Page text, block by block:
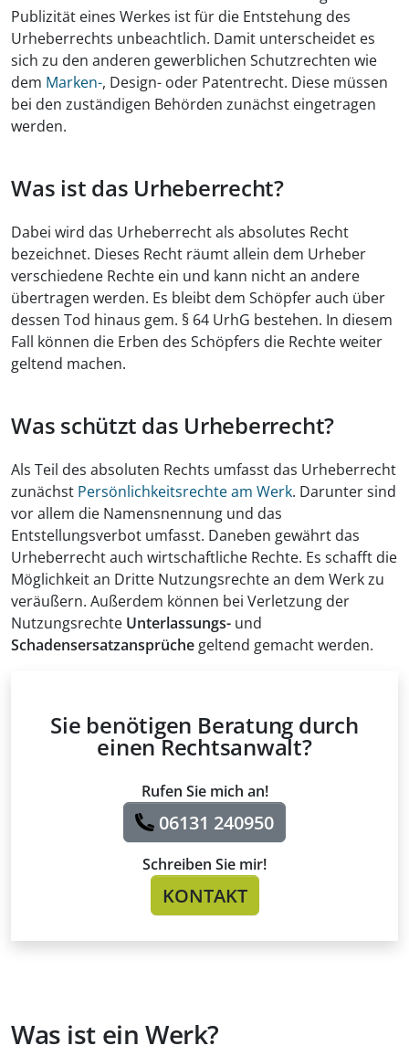
Publizität eines Werkes ist für die Entstehung des
Urheberrechts unbeachtlich. Damit unterscheidet es
sich zu den anderen gewerblichen Schutzrechten wie
dem Marken-, Design- oder Patentrecht. Diese müssen
bei den zuständigen Behörden zunächst eingetragen
werden.
Was ist das Urheberrecht?
Dabei wird das Urheberrecht als absolutes Recht
bezeichnet. Dieses Recht räumt allein dem Urheber
verschiedene Rechte ein und kann nicht an andere
übertragen werden. Es bleibt dem Schöpfer auch über
dessen Tod hinaus gem. § 64 UrhG bestehen. In diesem
Fall können die Erben des Schöpfers die Rechte weiter
geltend machen.
Was schützt das Urheberrecht?
Als Teil des absoluten Rechts umfasst das Urheberrecht
zunächst Persönlichkeitsrechte am Werk. Darunter sind
vor allem die Namensnennung und das
Entstellungsverbot umfasst. Daneben gewährt das
Urheberrecht auch wirtschaftliche Rechte. Es schafft die
Möglichkeit an Dritte Nutzungsrechte an dem Werk zu
veräußern. Außerdem können bei Verletzung der
Nutzungsrechte Unterlassungs- und
Schadensersatzansprüche geltend gemacht werden.
Sie benötigen Beratung durch
einen Rechtsanwalt?
Rufen Sie mich an!
06131 240950
Schreiben Sie mir!
KONTAKT
Was ist ein Werk?